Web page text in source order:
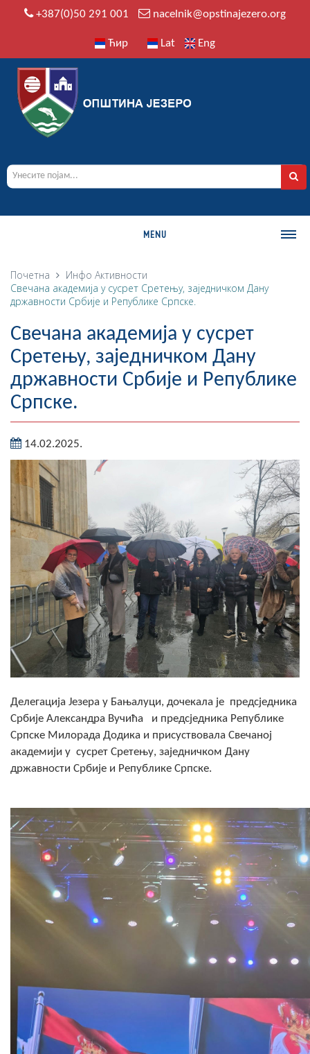
+387(0)50 291 001 nacelnik@opstinajezero.org
Ћир Lat Eng
MENU
О ОПШТИНИ
Историја
Географија
Насељена мјеста
Фотогалерија
НАЧЕЛНИК
О Начелнику
Замјеник начелника
Извјештај о раду начелника
СКУПШТИНА
Статут Општине
Скупштинско вијеће општине језеро
Састав Скупштине
Службени Гласници
ОПШТИНСКА УПРАВА
ИНФО
Активности
Јавни позиви
Обавјештења
Заштита од пожара
Почетна Инфо Активности
Свечана академија у сусрет Сретењу, заједничком Дану
државности Србије и Републике Српске.
Свечана академија у сусрет
Сретењу, заједничком Дану
државности Србије и Републике
Српске.
14.02.2025.
Делегација Језера у Бањалуци, дочекала је предсједника
Србије Александра Вучића и предсједника Републике
Српске Милорада Додика и присуствовала Свечаној
академији у сусрет Сретењу, заједничком Дану
државности Србије и Републике Српске.